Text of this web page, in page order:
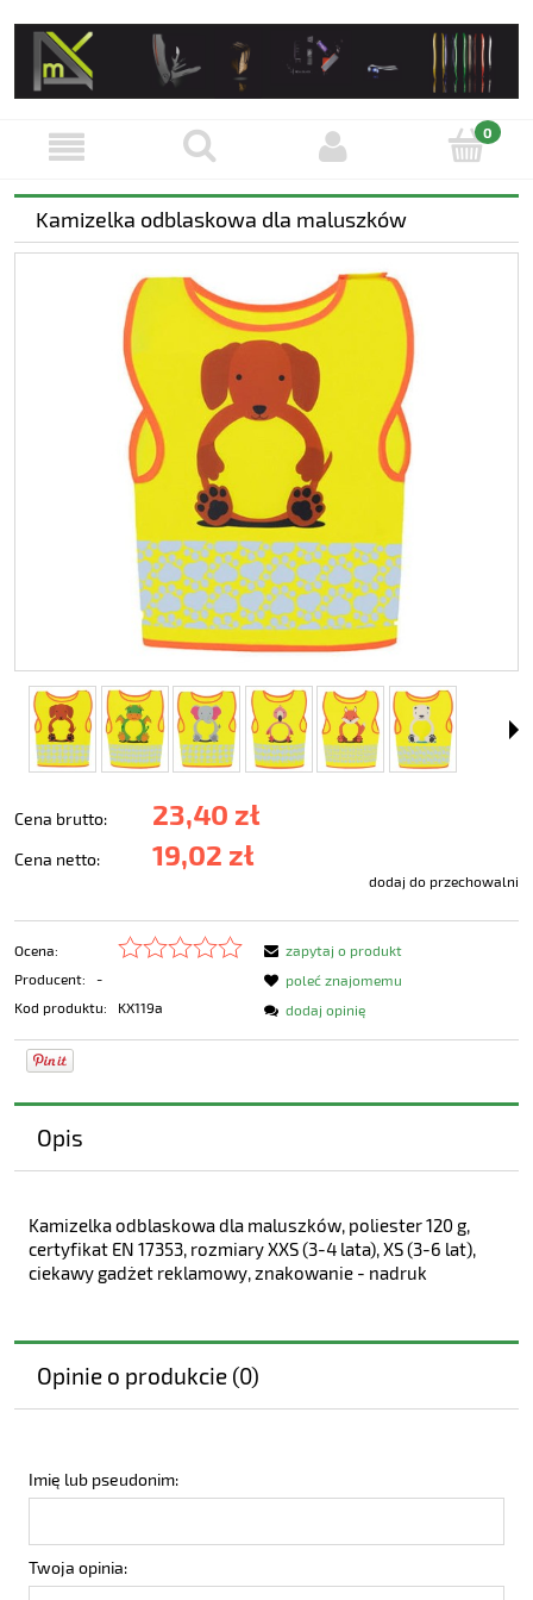
Kamizelka odblaskowa dla maluszków
Cena brutto: 23,40 zł
Cena netto: 19,02 zł
dodaj do przechowalni
Ocena:
Producent:
-
Kod produktu:
KX119a
zapytaj o produkt
poleć znajomemu
dodaj opinię
Opis
Kamizelka odblaskowa dla maluszków, poliester 120 g,
certyfikat EN 17353, rozmiary XXS (3-4 lata), XS (3-6 lat),
ciekawy gadżet reklamowy, znakowanie - nadruk
Opinie o produkcie (0)
Imię lub pseudonim:
Twoja opinia: